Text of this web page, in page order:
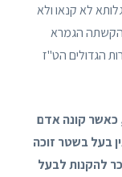
לא קנאו ולא
הקשתה הגמרא
הגדולים הט"ז
כאשר קונה אדם
בעל בשטר זוכה
להקנות לבעל